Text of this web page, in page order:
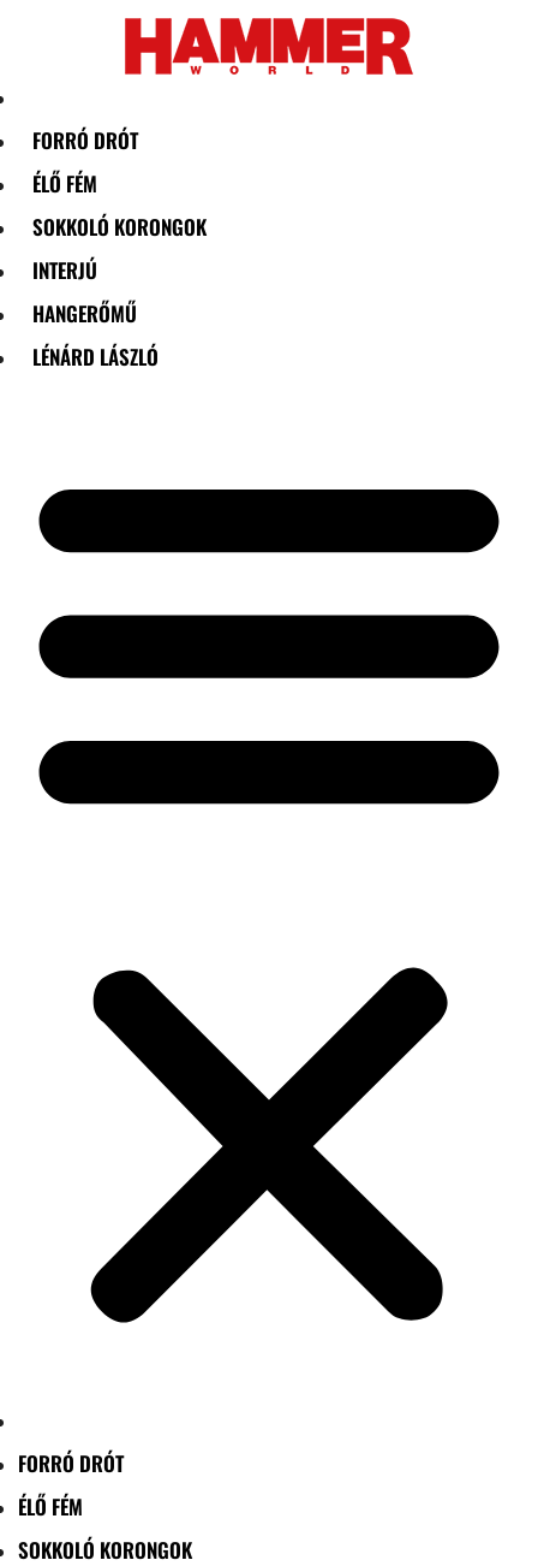
FORRÓ DRÓT
ÉLŐ FÉM
SOKKOLÓ KORONGOK
INTERJÚ
HANGERŐMŰ
LÉNÁRD LÁSZLÓ
FORRÓ DRÓT
ÉLŐ FÉM
SOKKOLÓ KORONGOK